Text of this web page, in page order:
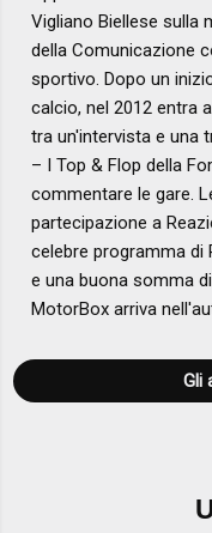
Vigliano Biellese sulla
della Comunicazione
sportivo. Dopo un
calcio, nel 2012 entra
tra un'intervista e una
– I Top & Flop della
commentare le gare.
partecipazione a
celebre programma di
e una buona somma
MotorBox arriva
Gli